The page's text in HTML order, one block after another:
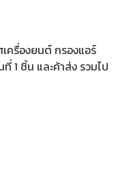
เครื่องยนต์ กรองแอร์
1 ชิ้น และค้าส่ง รวมไป